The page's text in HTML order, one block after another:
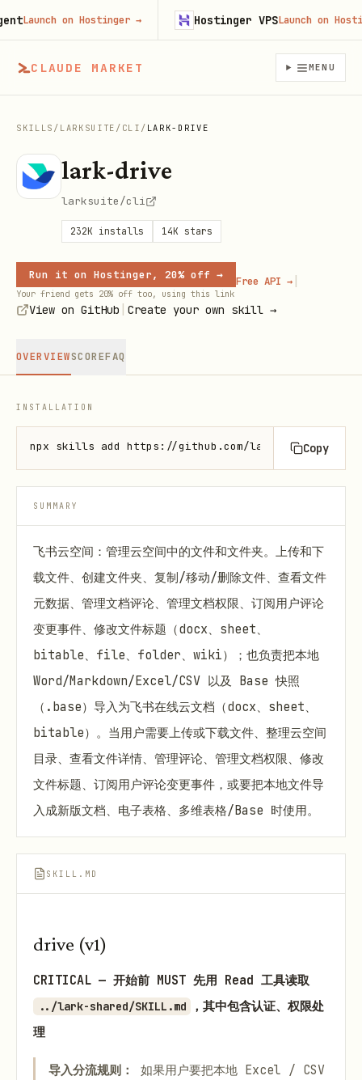
CLAUDE MARKET MENU
SKILLS / LARKSUITE / CLI / LARK-DRIVE
lark-drive
larksuite/cli
232K installs 14K stars
Run it on Hostinger, 20% off →
Your friend gets 20% off too, using this link
Free API → |
View on GitHub Create your own skill →
OVERVIEWSCOREFAQ
INSTALLATION
npx skills add https://github.com/larksuite/cli
Copy
SUMMARY
飞书云空间：管理云空间中的文件和文件夹。上传和下
载文件、创建文件夹、复制/移动/删除文件、查看文件
元数据、管理文档评论、管理文档权限、订阅用户评论
变更事件、修改文件标题（docx、sheet、
bitable、file、folder、wiki）；也负责把本地
Word/Markdown/Excel/CSV 以及 Base 快照
（.base）导入为飞书在线云文档（docx、sheet、
bitable）。当用户需要上传或下载文件、整理云空间
目录、查看文件详情、管理评论、管理文档权限、修改
文件标题、订阅用户评论变更事件，或要把本地文件导
入成新版文档、电子表格、多维表格/Base 时使用。
SKILL.MD
drive (v1)
CRITICAL — 开始前 MUST 先用 Read 工具读取
../lark-shared/SKILL.md
，其中包含认证、权限处
理
导入分流规则：
如果用户要把本地 Excel / CSV
Launch on Hostinger→ Hostinger VPS Launch on